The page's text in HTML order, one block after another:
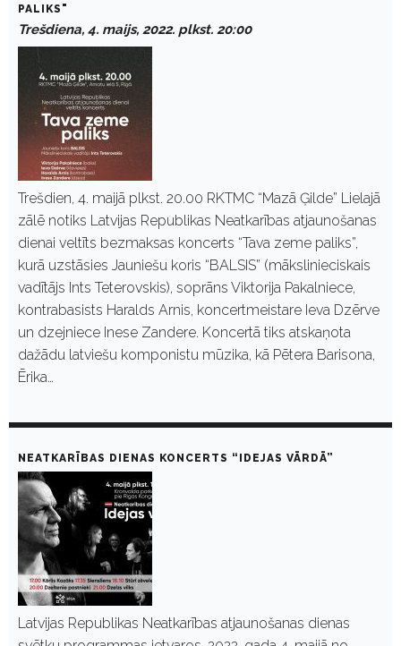
PALIKS"
Trešdiena, 4. maijs, 2022. plkst. 20:00
Trešdien, 4. maijā plkst. 20.00 RKTMC “Mazā Ģilde” Lielajā
zālē notiks Latvijas Republikas Neatkarības atjaunošanas
dienai veltīts bezmaksas koncerts “Tava zeme paliks”,
kurā uzstāsies Jauniešu koris “BALSIS” (mākslinieciskais
vadītājs Ints Teterovskis), soprāns Viktorija Pakalniece,
kontrabasists Haralds Arnis, koncertmeistare Ieva Dzērve
un dzejniece Inese Zandere. Koncertā tiks atskaņota
dažādu latviešu komponistu mūzika, kā Pētera Barisona,
Ērika…
NEATKARĪBAS DIENAS KONCERTS “IDEJAS VĀRDĀ”
Latvijas Republikas Neatkarības atjaunošanas dienas